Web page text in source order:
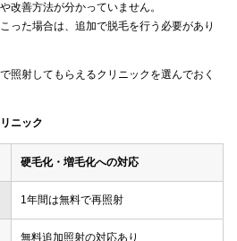
改善方法が分かっていません。
った場合は、追加で脱毛を行う必要があり
照射してもらえるクリニックを選んでおく
ニック
硬毛化・増毛化への対応
1年間は無料で再照射
無料追加照射の対応あり